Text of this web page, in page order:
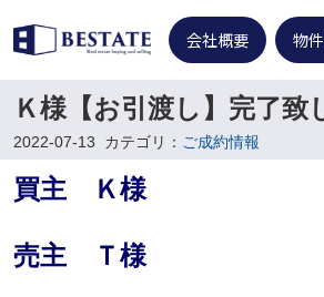
会社概要 物
Ｋ様【お引渡し】完了致
2022-07-13 カテゴリ： ご成約情報
買主 Ｋ様
売主 Ｔ様